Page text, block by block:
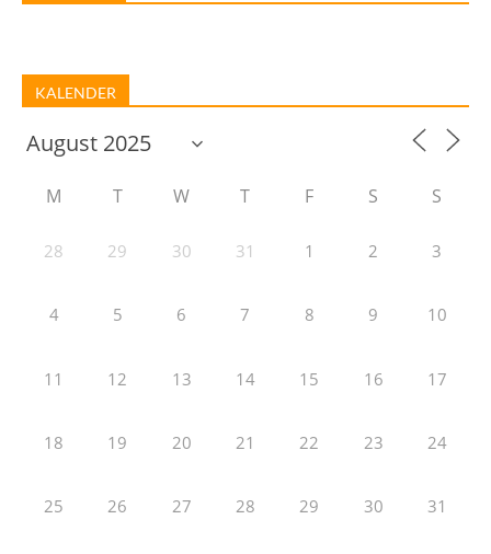
KALENDER
M T W T F S S
28 29 30 31 1 2 3
4 5 6 7 8 9 10
11 12 13 14 15 16 17
18 19 20 21 22 23 24
25 26 27 28 29 30 31